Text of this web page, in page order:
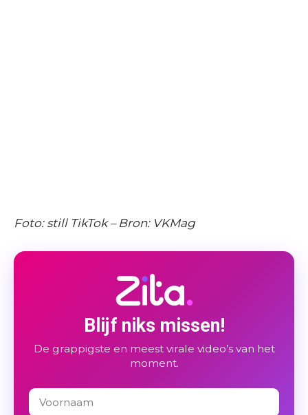
Foto: still TikTok – Bron: VKMag
Blijf niks missen!
De grappigste en meest virale video’s van het
moment.